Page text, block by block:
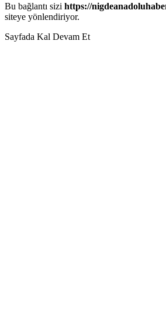
Bu bağlantı sizi https://
siteye yönlendiriyor.
Sayfada Kal Devam Et